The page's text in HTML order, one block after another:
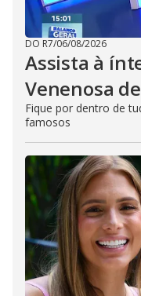
DO R7/06/08/2026
Assista à
Venenosa
Fique por dentro de
famosos